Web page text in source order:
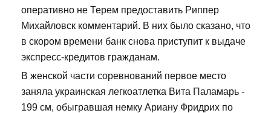
оперативно не Терем предоставить Риппер
Михайловск комментарий. В них было сказано, что
в скором времени банк снова приступит к выдаче
экспресс-кредитов гражданам.
В женской части соревнований первое место
заняла украинская легкоатлетка Вита Паламарь -
199 см, обыгравшая немку Ариану Фридрих по